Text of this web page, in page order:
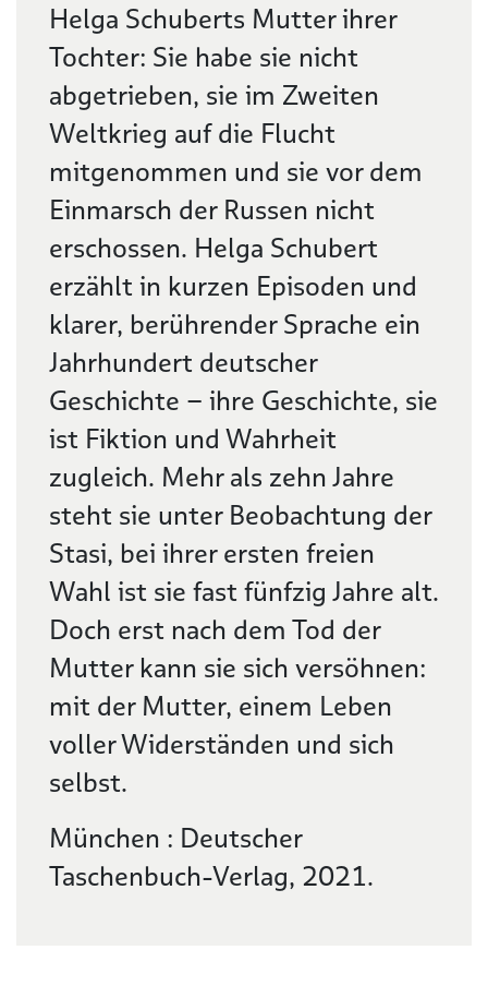
Helga Schuberts Mutter ihrer
Tochter: Sie habe sie nicht
abgetrieben, sie im Zweiten
Weltkrieg auf die Flucht
mitgenommen und sie vor dem
Einmarsch der Russen nicht
erschossen. Helga Schubert
erzählt in kurzen Episoden und
klarer, berührender Sprache ein
Jahrhundert deutscher
Geschichte – ihre Geschichte, sie
ist Fiktion und Wahrheit
zugleich. Mehr als zehn Jahre
steht sie unter Beobachtung der
Stasi, bei ihrer ersten freien
Wahl ist sie fast fünfzig Jahre alt.
Doch erst nach dem Tod der
Mutter kann sie sich versöhnen:
mit der Mutter, einem Leben
voller Widerständen und sich
selbst.
München : Deutscher
Taschenbuch-Verlag, 2021.